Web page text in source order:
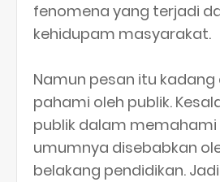
fenomena yang terjadi
kehidupam masyarakat.
Namun pesan itu kadang
pahami oleh publik.
publik dalam
umumnya disebabkan
belakang pendidikan.